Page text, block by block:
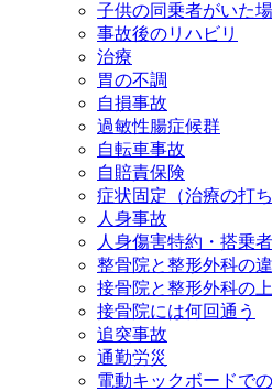
子供の同乗者がいた
事故後のリハビリ
治療
胃の不調
自損事故
過敏性腸症候群
自転車事故
自賠責保険
症状固定（治療の打
人身事故
人身傷害特約・搭乗
整骨院と整形外科の
接骨院と整形外科の
接骨院には何回通う
追突事故
通勤労災
電動キックボードで